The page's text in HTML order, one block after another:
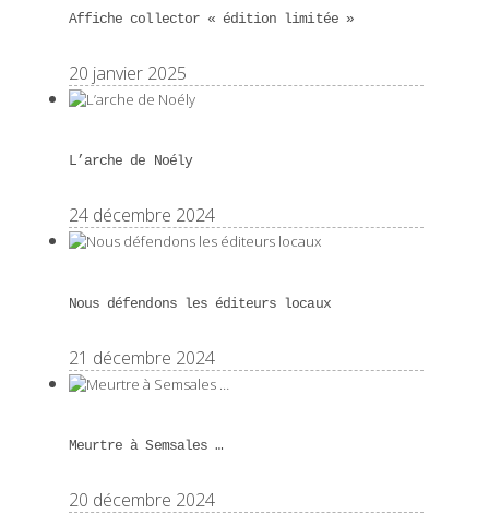
Affiche collector « édition limitée »
20 janvier 2025
L’arche de Noély
24 décembre 2024
Nous défendons les éditeurs locaux
21 décembre 2024
Meurtre à Semsales …
20 décembre 2024